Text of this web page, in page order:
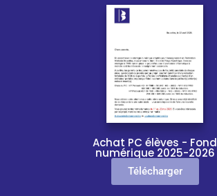
Achat PC élèves - Fond
numérique 2025-2026
Télécharger